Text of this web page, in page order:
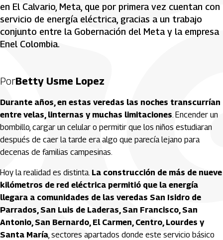
en El Calvario, Meta, que por primera vez cuentan con
servicio de energía eléctrica, gracias a un trabajo
conjunto entre la Gobernación del Meta y la empresa
Enel Colombia.
PorBetty Usme Lopez
Durante años, en estas veredas las noches transcurrían
entre velas, linternas y muchas limitaciones. Encender un
bombillo, cargar un celular o permitir que los niños estudiaran
después de caer la tarde era algo que parecía lejano para
decenas de familias campesinas.
Hoy la realidad es distinta. La construcción de más de nueve
kilómetros de red eléctrica permitió que la energía
llegara a comunidades de las veredas San Isidro de
Parrados, San Luis de Laderas, San Francisco, San
Antonio, San Bernardo, El Carmen, Centro, Lourdes y
Santa María, sectores apartados donde este servicio básico